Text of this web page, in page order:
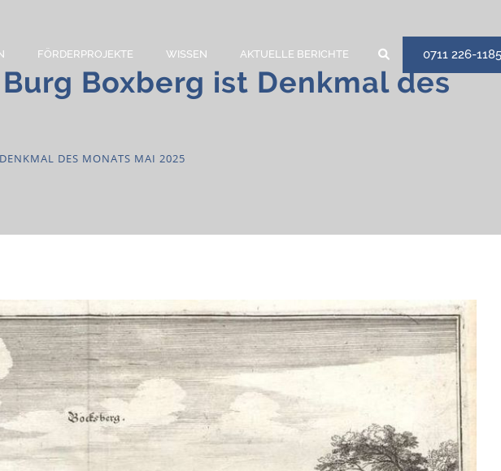
FÖRDERPROJEKTE WISSEN AKTUELLE BERICHTE 0711 226-1185
Boxberg ist Denkmal des
DES MONATS MAI 2025